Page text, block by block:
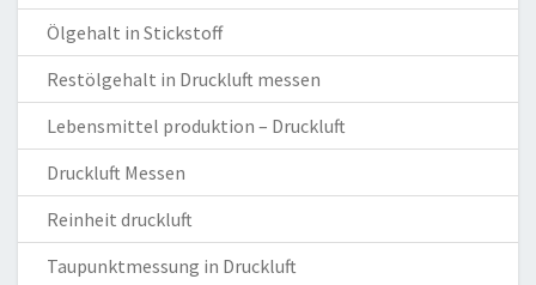
Ölgehalt in Stickstoff
Restölgehalt in Druckluft messen
Lebensmittel produktion – Druckluft
Druckluft Messen
Reinheit druckluft
Taupunktmessung in Druckluft